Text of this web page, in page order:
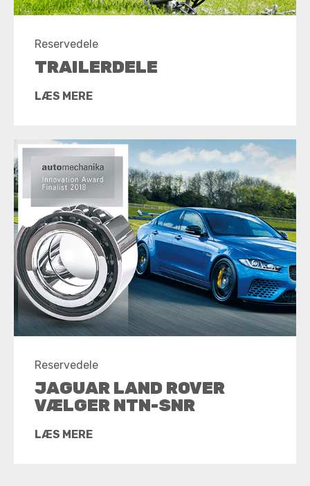
Reservedele
TRAILERDELE
LÆS MERE
Reservedele
JAGUAR LAND ROVER
VÆLGER NTN-SNR
LÆS MERE